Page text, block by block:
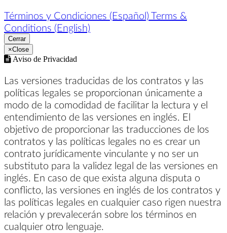
Términos y Condiciones (Español) Terms &
Conditions (English)
Cerrar
×Close
Aviso de Privacidad
Las versiones traducidas de los contratos y las
políticas legales se proporcionan únicamente a
modo de la comodidad de facilitar la lectura y el
entendimiento de las versiones en inglés. El
objetivo de proporcionar las traducciones de los
contratos y las políticas legales no es crear un
contrato jurídicamente vinculante y no ser un
substituto para la validez legal de las versiones en
inglés. En caso de que exista alguna disputa o
conflicto, las versiones en inglés de los contratos y
las políticas legales en cualquier caso rigen nuestra
relación y prevalecerán sobre los términos en
cualquier otro lenguaje.